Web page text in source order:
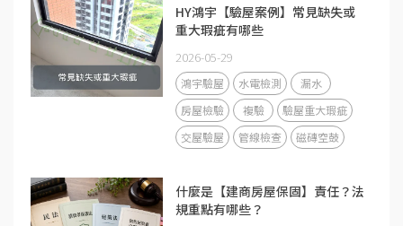
HY鴻宇【驗屋案例】常見缺失或
重大瑕疵有哪些
2026-05-29
鴻宇驗屋 水電檢測
漏水
房屋檢驗
複驗
驗屋重大瑕疵
交屋驗屋
管線檢查 磁磚空鼓
什麼是【建商房屋保固】責任？法
規重點有哪些？